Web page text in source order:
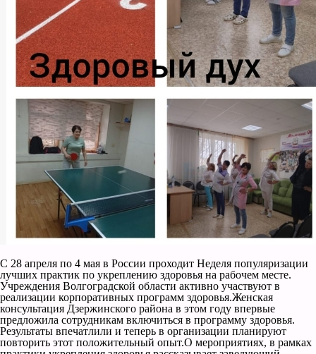
С 28 апреля по 4 мая в России проходит Неделя популяризации
лучших практик по укреплению здоровья на рабочем месте.
Учреждения Волгоградской области активно участвуют в
реализации корпоративных программ здоровья.Женская
консультация Дзержинского района в этом году впервые
предложила сотрудникам включиться в программу здоровья.
Результаты впечатлили и теперь в организации планируют
повторить этот положительный опыт.О мероприятиях, в рамках